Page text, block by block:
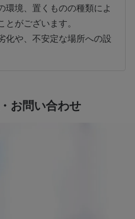
環境、置くものの種類によ
がございます。
化や、不安定な場所への設
お問い合わせ